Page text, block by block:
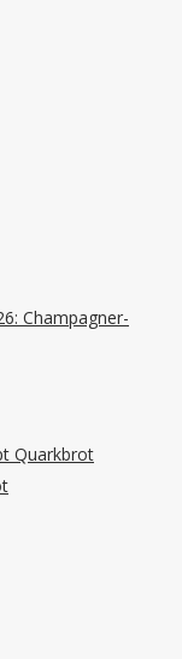
Champagner-
Quarkbrot